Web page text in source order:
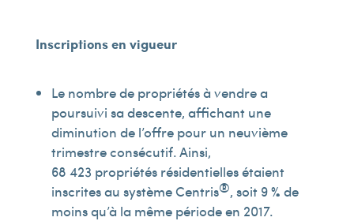
Inscriptions en vigueur
Le nombre de propriétés à vendre a
poursuivi sa descente, affichant une
diminution de l’offre pour un neuvième
trimestre consécutif. Ainsi,
68 423 propriétés résidentielles étaient
inscrites au système Centris®, soit 9 % de
moins qu’à la même période en 2017.